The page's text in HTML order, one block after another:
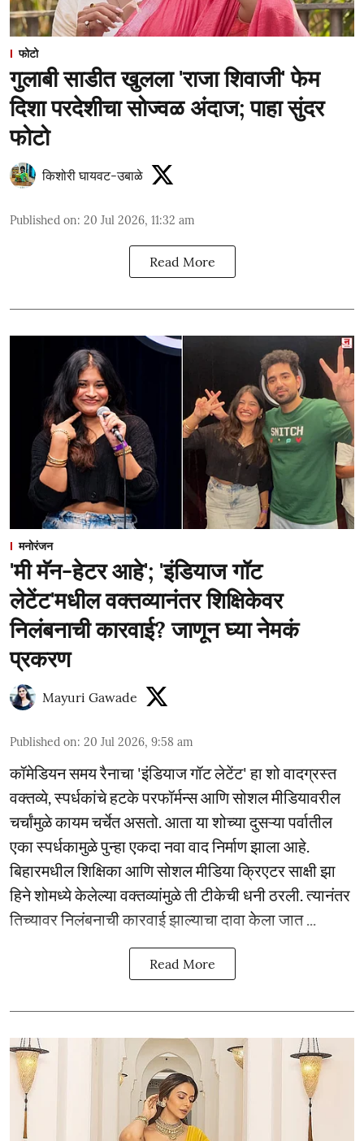
फोटो
गुलाबी साडीत खुलला 'राजा शिवाजी' फेम
दिशा परदेशीचा सोज्वळ अंदाज; पाहा सुंदर
फोटो
किशोरी घायवट-उबाळे
Published on: 20 Jul 2026, 11:32 am
Read More
मनोरंजन
'मी मॅन-हेटर आहे'; 'इंडियाज गॉट
लेटेंट'मधील वक्तव्यानंतर शिक्षिकेवर
निलंबनाची कारवाई? जाणून घ्या नेमकं
प्रकरण
Mayuri Gawade
Published on: 20 Jul 2026, 9:58 am
कॉमेडियन समय रैनाचा 'इंडियाज गॉट लेटेंट' हा शो वादग्रस्त
वक्तव्ये, स्पर्धकांचे हटके परफॉर्मन्स आणि सोशल मीडियावरील
चर्चांमुळे कायम चर्चेत असतो. आता या शोच्या दुसऱ्या पर्वातील
एका स्पर्धकामुळे पुन्हा एकदा नवा वाद निर्माण झाला आहे.
बिहारमधील शिक्षिका आणि सोशल मीडिया क्रिएटर साक्षी झा
हिने शोमध्ये केलेल्या वक्तव्यांमुळे ती टीकेची धनी ठरली. त्यानंतर
तिच्यावर निलंबनाची कारवाई झाल्याचा दावा केला जात ...
Read More